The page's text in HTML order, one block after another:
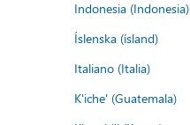
Indonesia (Indonesia)
Íslenska (ísland)
Italiano (Italia)
K'iche' (Guatemala)